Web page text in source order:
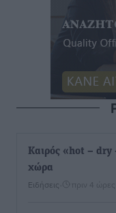
Καιρός «hot – dry
χώρα
Ειδήσεις πριν 4 ώρες